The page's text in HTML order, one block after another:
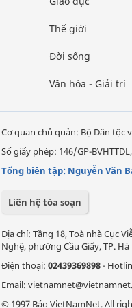
Thế giới
Đời sống
Văn hóa - Giải trí
Cơ quan chủ quản: Bộ Dân tộc
Số giấy phép: 146/GP-
Tổng biên tập: Nguyễn Văn
Liên hệ tòa soạn
Địa chỉ: Tầng 18, Toà nhà Cục
Nghệ, phường Cầu Giấy, TP. Hà
Điện thoại: 02439369898-
Email:
© 1997 Báo VietNamNet. All